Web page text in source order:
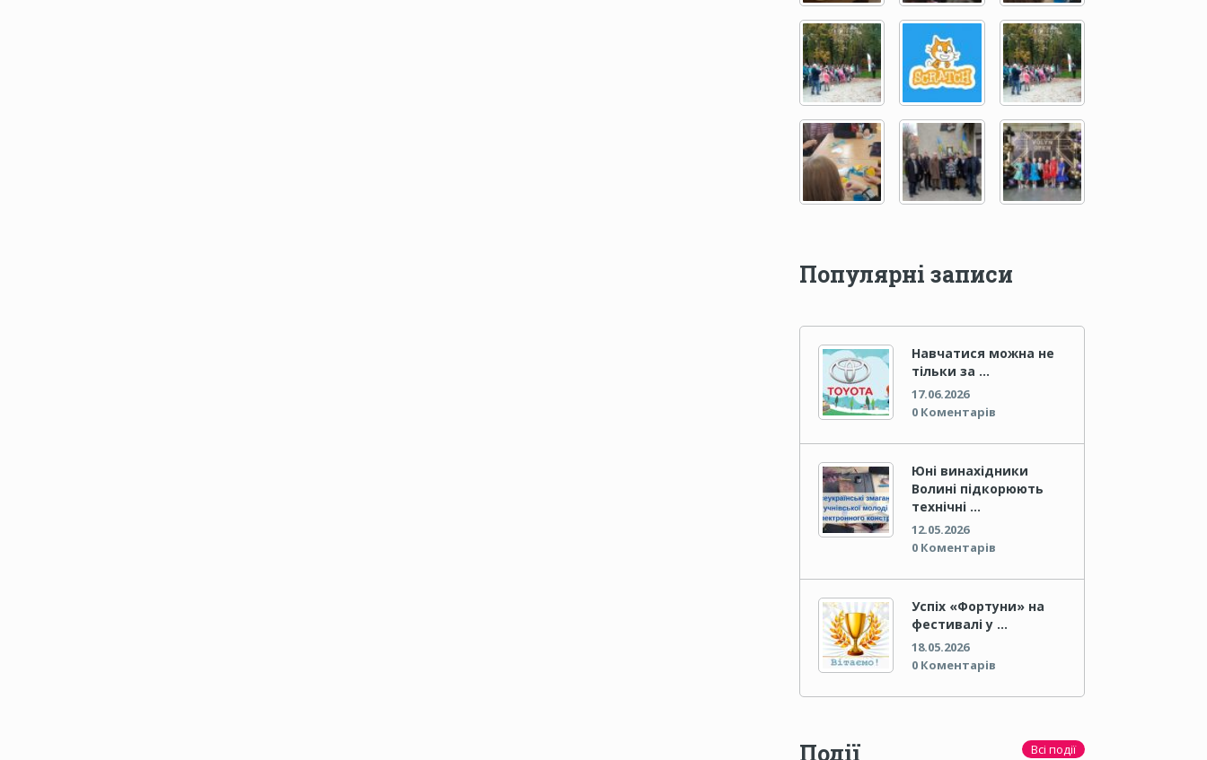
Популярні записи
Навчатися можна не
тільки за …
17.06.2026
0 Коментарів
Юні винахідники
Волині підкорюють
технічні …
12.05.2026
0 Коментарів
Успіх «Фортуни» на
фестивалі у …
18.05.2026
0 Коментарів
Події Всі події